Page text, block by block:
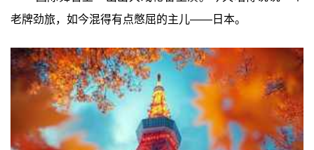
老牌劲旅，如今混得有点憋屈的主儿——日本。